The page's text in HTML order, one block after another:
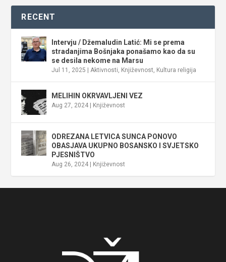
RECENT
Intervju / Džemaludin Latić: Mi se prema
stradanjima Bošnjaka ponašamo kao da su
se desila nekome na Marsu
Jul 11, 2025 |Aktivnosti, Književnost, Kultura religija
MELIHIN OKRVAVLJENI VEZ
Aug 27, 2024 Književnost
ODREZANA LETVICA SUNCA PONOVO
OBASJAVA UKUPNO BOSANSKO I SVJETSKO
PJESNIŠTVO
Aug 26, 2024 Književnost